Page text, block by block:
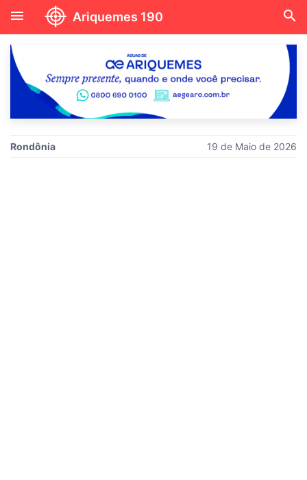
menu Ariquemes 190 search
Rondônia 19 de Maio de 2026